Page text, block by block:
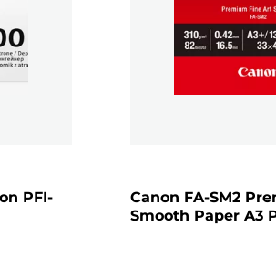
PFI-
Canon FA-SM2
Smooth Paper A3